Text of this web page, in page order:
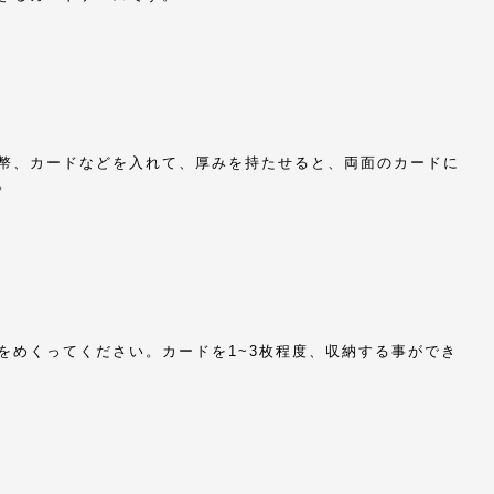
カードなどを入れて、厚みを持たせると、両面のカードに
くってください。カードを1~3枚程度、収納する事ができ